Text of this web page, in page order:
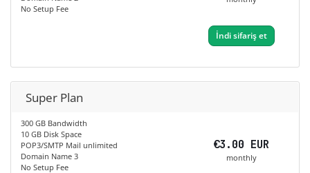
No Setup Fee
İndi sifariş et
Super Plan
300 GB Bandwidth
10 GB Disk Space
POP3/SMTP Mail unlimited
Domain Name 3
No Setup Fee
€3.00 EUR
monthly